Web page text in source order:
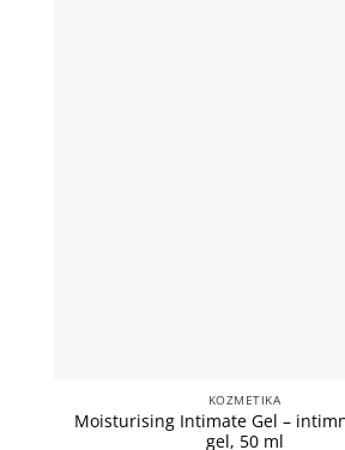
KOZMETIKA
Moisturising Intimate Gel –
gel, 50 ml